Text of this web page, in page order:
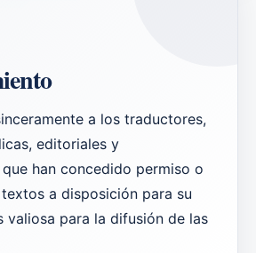
a los traductores,
editoriales y
han concedido permiso o
a disposición para su
valiosa para la difusión de las